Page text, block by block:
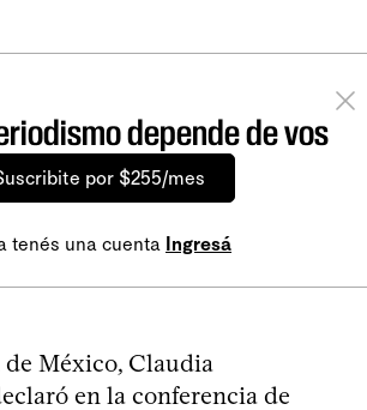
depende de vos
por $255/mes
tenés una cuenta Ingresá
México, Claudia
en la conferencia de